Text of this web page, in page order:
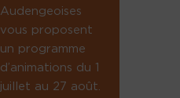
Audengeoises
vous proposent
un programme
d’animations du 1
juillet au 27 août.